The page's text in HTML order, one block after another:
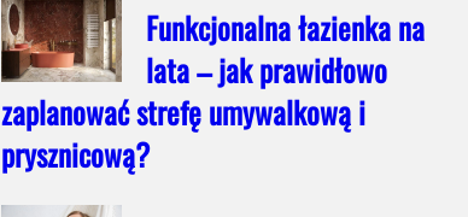
Funkcjonalna łazienka na
lata – jak prawidłowo
zaplanować strefę umywalkową i
prysznicową?